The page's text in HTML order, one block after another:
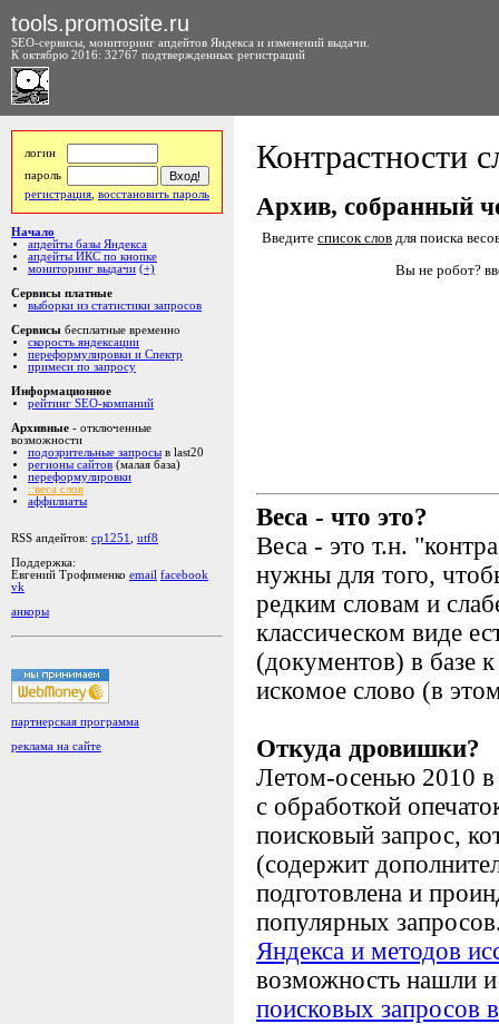
tools.promosite.ru
SEO-сервисы, мониторинг апдейтов Яндекса и изменений выдачи.
К октябрю 2016: 32767 подтвержденных регистраций
логин
пароль
регистрация восстановить пароль
Начало
апдейты базы Яндекса
апдейты ИКС по кнопке
мониторинг выдачи (+)
Сервисы платные
выборки из статистики запросов
Сервисы бесплатные временно
скорость яндексации
переформулировки и Спектр
примеси по запросу
Информационное
рейтинг SEO-компаний
Архивные - отключенные
возможности
подозрительные запросы в last20
регионы сайтов (малая база)
переформулировки
::веса слов
аффилиаты
RSS апдейтов: cp1251
utf8
Поддержка:
Евгений Трофименко email facebook
vk
анкоры
партнерская программа
реклама на сайте
Контрастности
Архив, собранный
Введите список слов для поиска
Вы не робот?
Веса - что это?
Веса - это т.н.
нужны для того,
редким словам и
классическом виде
(документов) в базе
искомое слово (в
Откуда дровишки?
Летом-осенью 2010 в
с обработкой
поисковый запрос,
(содержит
подготовлена и
популярных
Яндекса и методов
возможность нашли
поисковых запросов